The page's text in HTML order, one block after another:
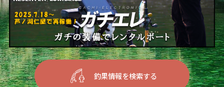
釣果情報を検索する